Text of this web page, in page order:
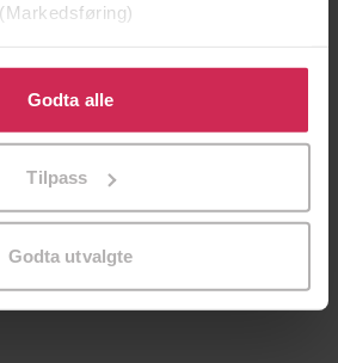
for å gi oss ditt samtykke til å
disse formålene. Du kan også
til spesifikke formål ved å klikke
Godta alle
Tilpass
Godta utvalgte
Lovell(forfatter),